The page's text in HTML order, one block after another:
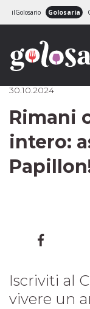
ilGolosario Golosaria
30.10.2024
Rimani
intero:
Iscriviti al
vivere un